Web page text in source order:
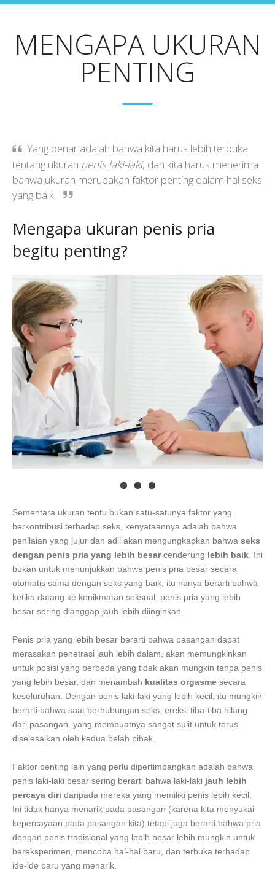
MENGAPA UKURAN
PENTING
Yang benar adalah bahwa kita harus lebih terbuka
tentang ukuran penis laki-laki, dan kita harus menerima
bahwa ukuran merupakan faktor penting dalam hal seks
yang baik.
Mengapa ukuran penis pria
begitu penting?
Sementara ukuran tentu bukan satu-satunya faktor yang
berkontribusi terhadap seks, kenyataannya adalah bahwa
penilaian yang jujur dan adil akan mengungkapkan bahwa seks
dengan penis pria yang lebih besarcenderung lebih baik . Ini
bukan untuk menunjukkan bahwa penis pria besar secara
otomatis sama dengan seks yang baik, itu hanya berarti bahwa
ketika datang ke kenikmatan seksual, penis pria yang lebih
besar sering dianggap jauh lebih diinginkan.
Penis pria yang lebih besar berarti bahwa pasangan dapat
merasakan penetrasi jauh lebih dalam, akan memungkinkan
untuk posisi yang berbeda yang tidak akan mungkin tanpa penis
yang lebih besar, dan menambah kualitas orgasme secara
keseluruhan. Dengan penis laki-laki yang lebih kecil, itu mungkin
berarti bahwa saat berhubungan seks, ereksi tiba-tiba hilang
dari pasangan, yang membuatnya sangat sulit untuk terus
diselesaikan oleh kedua belah pihak.
Faktor penting lain yang perlu dipertimbangkan adalah bahwa
penis laki-laki besar sering berarti bahwa laki-laki jauh lebih
percaya diri daripada mereka yang memiliki penis lebih kecil.
Ini tidak hanya menarik pada pasangan (karena kita menyukai
kepercayaan pada pasangan kita) tetapi juga berarti bahwa pria
dengan penis tradisional yang lebih besar lebih mungkin untuk
bereksperimen, mencoba hal-hal baru, dan terbuka terhadap
ide-ide baru yang menarik.